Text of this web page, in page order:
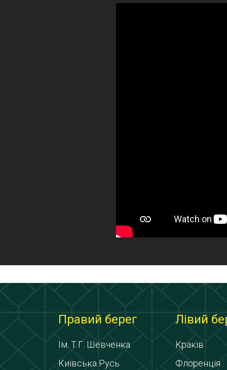
Правий берег
Ім. Т.Г. Шевченка
Київська Русь
Лівий
Краків
Флоренція